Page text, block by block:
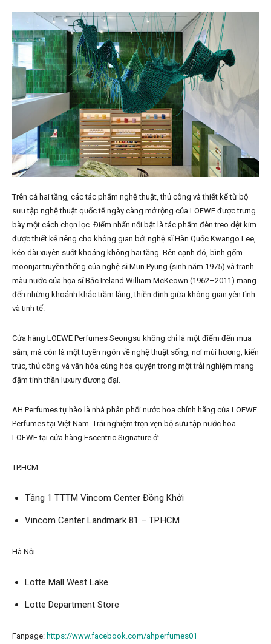
Trên cả hai tầng, các tác phẩm nghệ thuật, thủ công và thiết kế từ bộ
sưu tập nghệ thuật quốc tế ngày càng mở rộng của LOEWE được trưng
bày một cách chọn lọc. Điểm nhấn nổi bật là tác phẩm đèn treo dệt kim
được thiết kế riêng cho không gian bởi nghệ sĩ Hàn Quốc Kwango Lee,
kéo dài xuyên suốt khoảng không hai tầng. Bên cạnh đó, bình gốm
moonjar truyền thống của nghệ sĩ Mun Pyung (sinh năm 1975) và tranh
màu nước của họa sĩ Bắc Ireland William McKeown (1962–2011) mang
đến những khoảnh khắc trầm lắng, thiền định giữa không gian yên tĩnh
và tinh tế.
Cửa hàng LOEWE Perfumes Seongsu không chỉ là một điểm đến mua
sắm, mà còn là một tuyên ngôn về nghệ thuật sống, nơi mùi hương, kiến
trúc, thủ công và văn hóa cùng hòa quyện trong một trải nghiệm mang
đậm tinh thần luxury đương đại.
AH Perfumes tự hào là nhà phân phối nước hoa chính hãng của LOEWE
Perfumes tại Việt Nam. Trải nghiệm trọn vẹn bộ sưu tập nước hoa
LOEWE tại cửa hàng Escentric Signature ở:
TP.HCM
Tầng 1 TTTM Vincom Center Đồng Khởi
Vincom Center Landmark 81 – TP.HCM
Hà Nội
Lotte Mall West Lake
Lotte Department Store
Fanpage: https://www.facebook.com/ahperfumes01